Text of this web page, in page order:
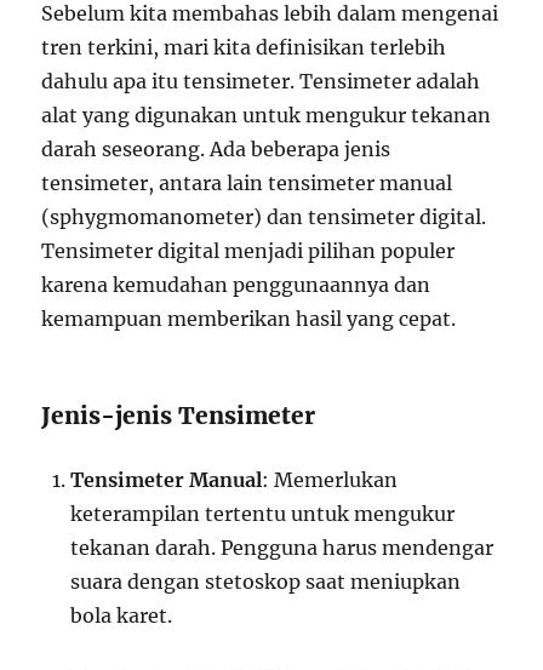
Sebelum kita membahas lebih dalam mengenai
tren terkini, mari kita definisikan terlebih
dahulu apa itu tensimeter. Tensimeter adalah
alat yang digunakan untuk mengukur tekanan
darah seseorang. Ada beberapa jenis
tensimeter, antara lain tensimeter manual
(sphygmomanometer) dan tensimeter digital.
Tensimeter digital menjadi pilihan populer
karena kemudahan penggunaannya dan
kemampuan memberikan hasil yang cepat.
Jenis-jenis Tensimeter
Tensimeter Manual: Memerlukan
keterampilan tertentu untuk mengukur
tekanan darah. Pengguna harus mendengar
suara dengan stetoskop saat meniupkan
bola karet.